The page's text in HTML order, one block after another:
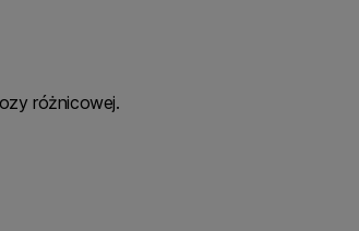
różnicowej.